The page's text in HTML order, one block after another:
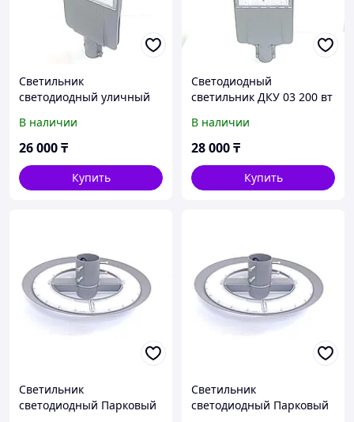
Светильник
светодиодный уличный
В наличии
26 000₸
Купить
Светодиодный
светильник ДКУ 03 200 вт
В наличии
28 000₸
Купить
Светильник
светодиодный Парковый
Светильник
светодиодный Парковый